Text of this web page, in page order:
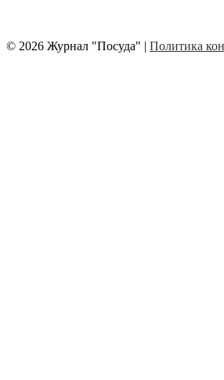
© 2026 Журнал "Посуда" | Политика